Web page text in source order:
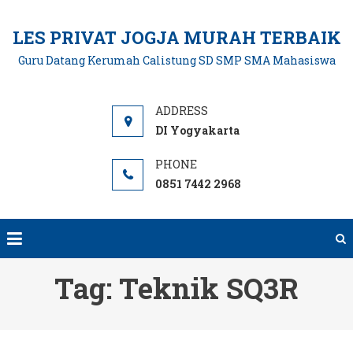
content
LES PRIVAT JOGJA MURAH TERBAIK
Guru Datang Kerumah Calistung SD SMP SMA Mahasiswa
DI Yogyakarta
0851 7442 2968
Tag: Teknik SQ3R